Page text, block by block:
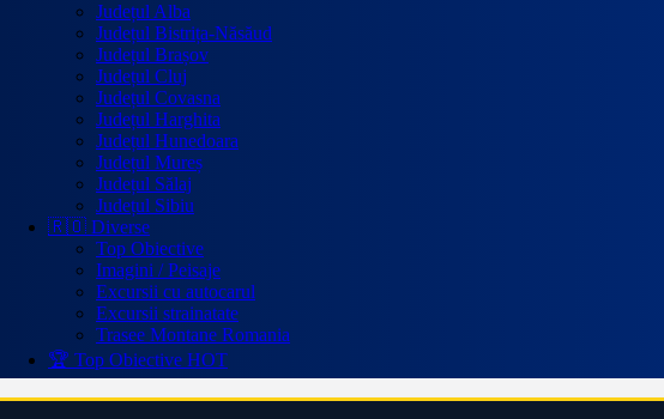
Județul Alba
Județul Bistrița-Năsăud
Județul Brașov
Județul Cluj
Județul Covasna
Județul Harghita
Județul Hunedoara
Județul Mureș
Județul Sălaj
Județul Sibiu
🇷🇴 Diverse
Top Obiective
Imagini / Peisaje
Excursii cu autocarul
Excursii strainatate
Trasee Montane Romania
🏆 Top Obiective HOT